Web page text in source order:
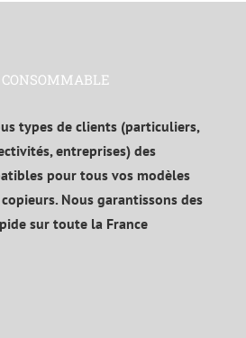
types de clients (particuliers,
entreprises) des
pour tous vos modèles
Nous garantissons des
sur toute la France